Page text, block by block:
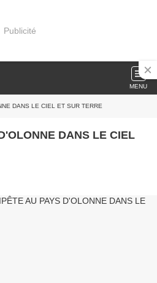
Publicité
MENU
DANS LE CIEL ET SUR TERRE
DANS LE CIEL